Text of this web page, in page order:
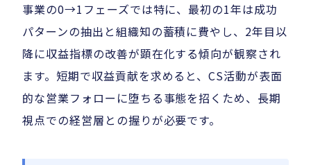
事業の0→1フェーズでは特に、最初の1年は成功
パターンの抽出と組織知の蓄積に費やし、2年目以
降に収益指標の改善が顕在化する傾向が観察され
ます。短期で収益貢献を求めると、CS活動が表面
的な営業フォローに堕ちる事態を招くため、長期
視点での経営層との握りが必要です。